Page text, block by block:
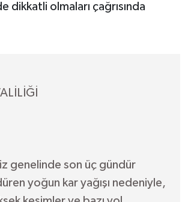
dikkatli olmaları çağrısında
genelinde son üç gündür
yoğun kar yağışı nedeniyle,